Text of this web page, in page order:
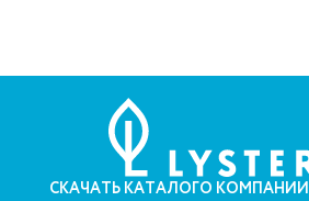
СКАЧАТЬ КАТАЛОГО КОМПАНИИ